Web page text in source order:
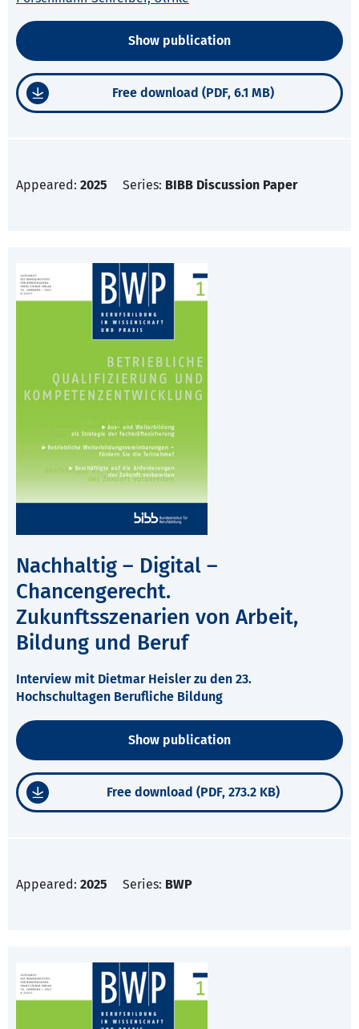
Show publication
Free download (PDF, 6.1 MB)
Appeared: 2025 Series: BIBB Discussion Paper
Nachhaltig – Digital –
Chancengerecht.
Zukunftsszenarien von Arbeit,
Bildung und Beruf
Interview mit Dietmar Heisler zu den 23.
Hochschultagen Berufliche Bildung
Show publication
Free download (PDF, 273.2 KB)
Appeared: 2025 Series: BWP